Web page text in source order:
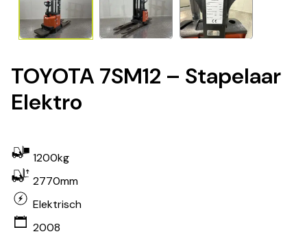
TOYOTA 7SM12 – Stapelaar
Elektro
1200kg
2770mm
Elektrisch
2008